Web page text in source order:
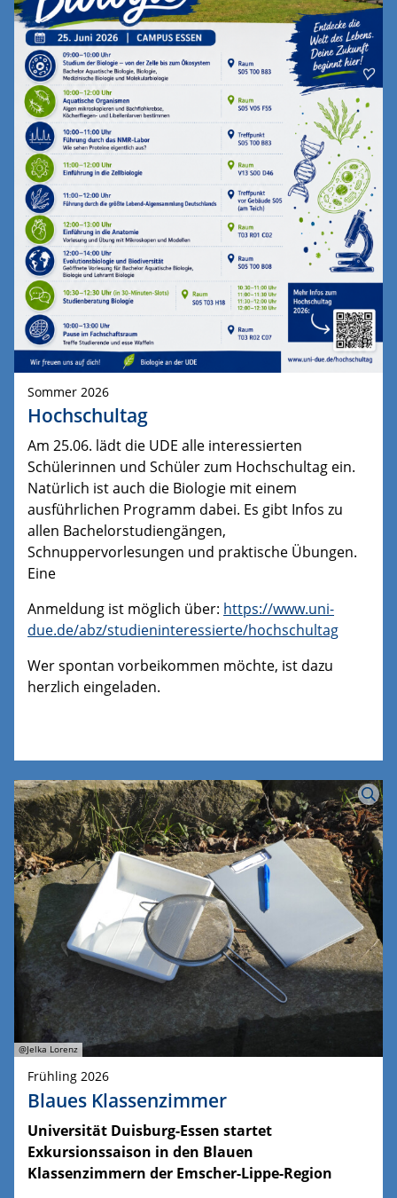
Sommer 2026
Hochschultag
Am 25.06. lädt die UDE alle interessierten
Schülerinnen und Schüler zum Hochschultag ein.
Natürlich ist auch die Biologie mit einem
ausführlichen Programm dabei. Es gibt Infos zu
allen Bachelorstudiengängen,
Schnuppervorlesungen und praktische Übungen.
Eine
Anmeldung ist möglich über: https://www.uni-
due.de/abz/studieninteressierte/hochschultag
Wer spontan vorbeikommen möchte, ist dazu
herzlich eingeladen.
@Jelka Lorenz
Frühling 2026
Blaues Klassenzimmer
Universität Duisburg-Essen startet
Exkursionssaison in den Blauen
Klassenzimmern der Emscher-Lippe-Region